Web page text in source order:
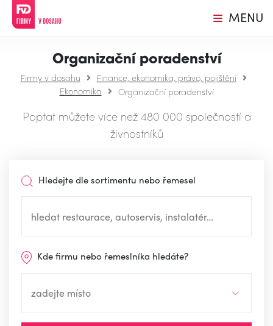
MENU
Organizační poradenství
Firmy v dosahu
Finance, ekonomika, právo, pojištění
Ekonomika
Organizační poradenství
Poptat můžete více než 480 000 společností a
živnostníků
Hledejte dle sortimentu nebo řemesel
Kde firmu nebo řemeslníka hledáte?